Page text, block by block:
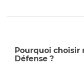
Pourquoi choisir
Défense ?